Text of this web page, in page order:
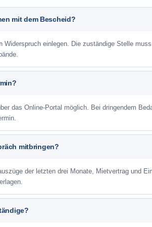
mit dem Bescheid?
Widerspruch einlegen. Die zuständige Stelle
das Online-Portal möglich. Bei dringendem
mitbringen?
der letzten drei Monate, Mietvertrag und